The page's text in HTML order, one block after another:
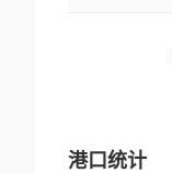
港口统计